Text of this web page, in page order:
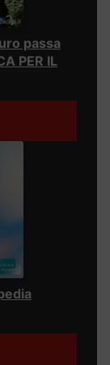
passa
PER IL